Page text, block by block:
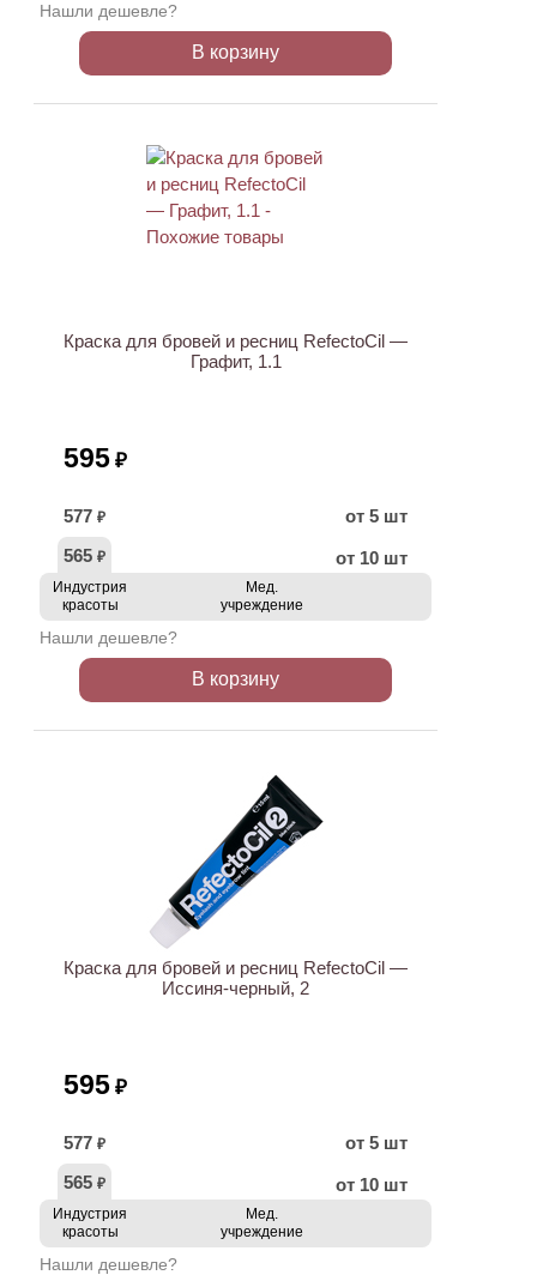
Нашли дешевле?
В корзину
Краска для бровей и ресниц RefectoCil —
Графит, 1.1
595 ₽
577 ₽
от 5 шт
565 ₽ от 10 шт
Индустрия
красоты
Мед.
учреждение
Нашли дешевле?
В корзину
Краска для бровей и ресниц RefectoCil —
Иссиня-черный, 2
595 ₽
577 ₽
от 5 шт
565 ₽ от 10 шт
Индустрия
красоты
Мед.
учреждение
Нашли дешевле?